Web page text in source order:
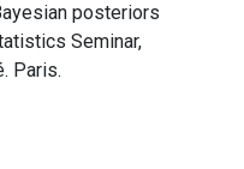
posteriors
Seminar,
Paris.